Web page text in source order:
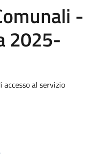
-
2025-
accesso al servizio